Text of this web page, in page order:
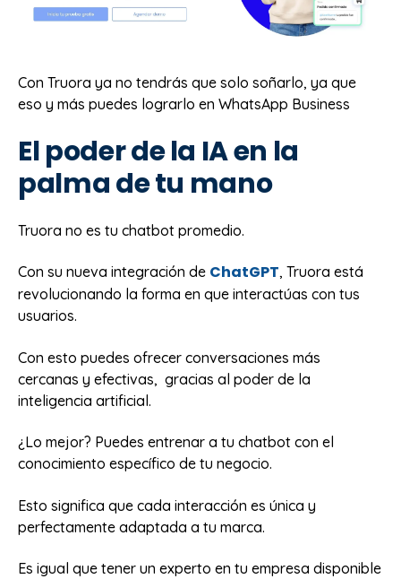
Con Truora ya no tendrás que solo soñarlo, ya que
eso y más puedes lograrlo en WhatsApp Business
El poder de la IA en la
palma de tu mano
Truora no es tu chatbot promedio.
Con su nueva integración de ChatGPT, Truora está
revolucionando la forma en que interactúas con tus
usuarios.
Con esto puedes ofrecer conversaciones más
cercanas y efectivas, gracias al poder de la
inteligencia artificial.
¿Lo mejor? Puedes entrenar a tu chatbot con el
conocimiento específico de tu negocio.
Esto significa que cada interacción es única y
perfectamente adaptada a tu marca.
Es igual que tener un experto en tu empresa disponible